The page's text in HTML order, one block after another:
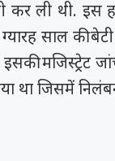
ली थी. इस
साल की
था जिसमें